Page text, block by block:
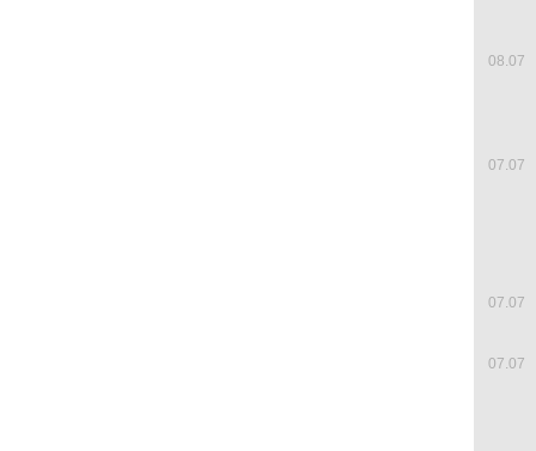
08.07
07.07
07.07
07.07